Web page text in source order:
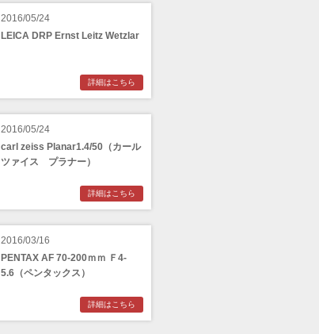
2016/05/24
LEICA DRP Ernst Leitz Wetzlar
詳細はこちら
2016/05/24
carl zeiss Planar1.4/50（カール
ツァイス プラナー）
詳細はこちら
2016/03/16
PENTAX AF 70-200ｍｍ Ｆ4-
5.6（ペンタックス）
詳細はこちら